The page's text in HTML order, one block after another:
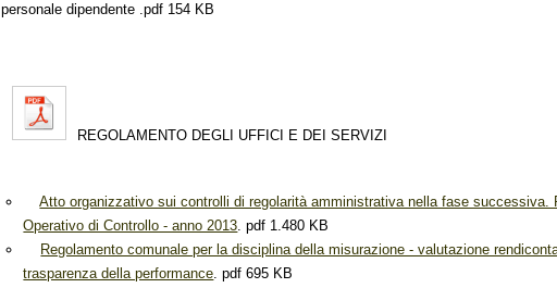
personale dipendente .pdf 154 KB
REGOLAMENTO DEGLI UFFICI E DEI SERVIZI
Atto organizzativo sui controlli di regolarità amministrativa nella fase successiva.
Operativo di Controllo - anno 2013. pdf 1.480 KB
Regolamento comunale per la disciplina della misurazione - valutazione
trasparenza della performance. pdf 695 KB